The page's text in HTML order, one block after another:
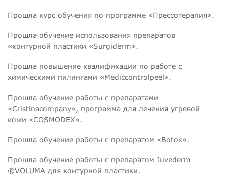
Прошла курс обучения по программе «Прессотерапия».
Прошла обучение использования препаратов
«контурной пластики «Surgiderm».
Прошла повышение квалификации по работе с
химическими пилингами «Mediccontrolpeel».
Прошла обучение работы с препаратами
«Cristinacompany», программа для лечения угревой
кожи «COSMODEX».
Прошла обучение работы с препаратом «Botox».
Прошла обучение работы с препаратом Juvederm
®VOLUMA для контурной пластики.